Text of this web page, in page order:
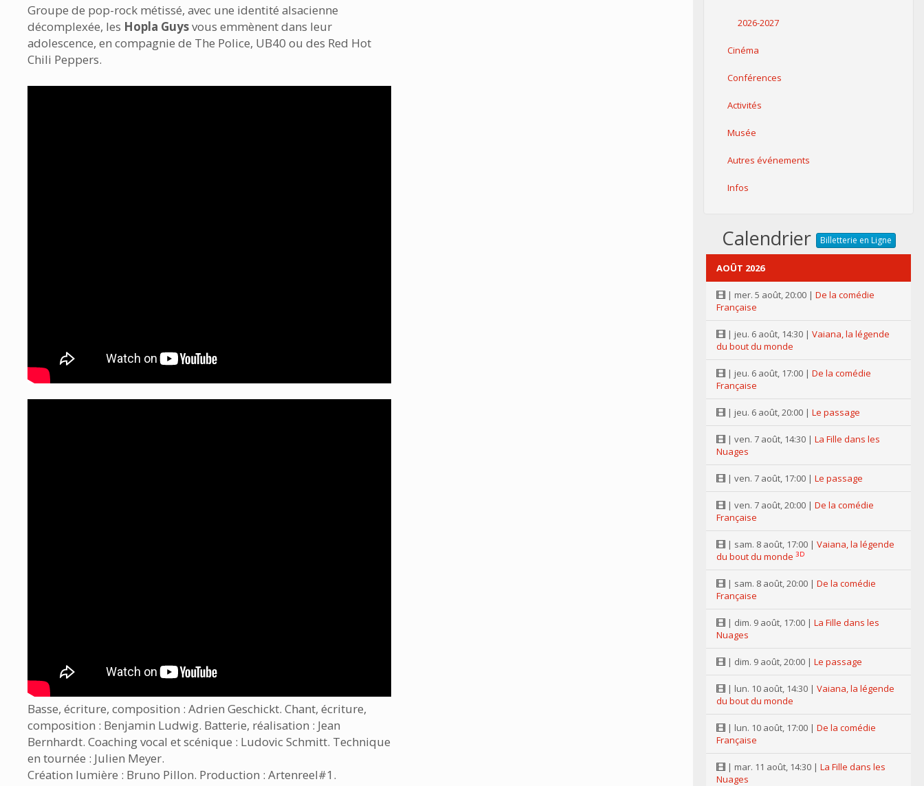
Groupe de pop-rock métissé, avec une identité alsacienne
décomplexée, les Hopla Guysvous emmènent dans leur
adolescence, en compagnie de The Police, UB40 ou des Red Hot
Chili Peppers.
Basse, écriture, composition : Adrien Geschickt. Chant, écriture,
composition : Benjamin Ludwig. Batterie, réalisation : Jean
Bernhardt. Coaching vocal et scénique : Ludovic Schmitt. Technique
en tournée : Julien Meyer.
Création lumière : Bruno Pillon. Production : Artenreel#1.
2026-2027
Cinéma
Conférences
Activités
Musée
Autres événements
Infos
Calendrier Billetterie en Ligne
AOÛT 2026
| mer. 5 août, 20:00 | De la comédie
Française
| jeu. 6 août, 14:30 | Vaiana, la légende
du bout du monde
| jeu. 6 août, 17:00 | De la comédie
Française
| jeu. 6 août, 20:00 | Le passage
| ven. 7 août, 14:30 | La Fille dans les
Nuages
| ven. 7 août, 17:00 | Le passage
| ven. 7 août, 20:00 | De la comédie
Française
| sam. 8 août, 17:00 | Vaiana, la légende
du bout du monde 3D
| sam. 8 août, 20:00 | De la comédie
Française
| dim. 9 août, 17:00 | La Fille dans les
Nuages
| dim. 9 août, 20:00 | Le passage
| lun. 10 août, 14:30 | Vaiana, la légende
du bout du monde
| lun. 10 août, 17:00 | De la comédie
Française
| mar. 11 août, 14:30 | La Fille dans les
Nuages